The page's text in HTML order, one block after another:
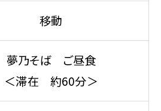
移動
夢乃そば ご昼食
＜滞在 約60分＞